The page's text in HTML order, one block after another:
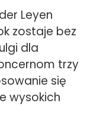
Leyen
zostaje bez
dla
trzy
się
wysokich